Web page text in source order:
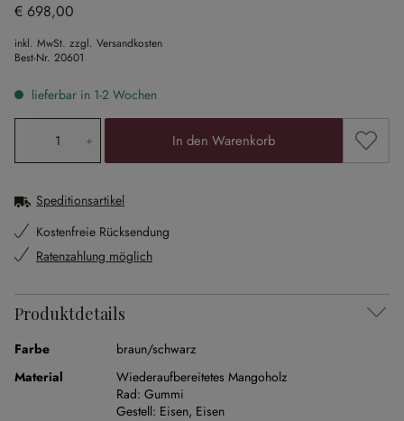
€ 698,00
inkl. MwSt. zzgl. Versandkosten
Best-Nr. 20601
lieferbar in 1-2 Wochen
Produkt Anzahl: Gib den gewünschten Wert ein oder
In den Warenkorb Zum
Speditionsartikel
Kostenfreie Rücksendung
Ratenzahlung möglich
Produktdetails
Farbe
braun/schwarz
Material
Wiederaufbereitetes Mangoholz
Rad: Gummi
Gestell: Eisen, Eisen